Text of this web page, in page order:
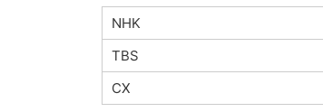
NHK
TBS
CX